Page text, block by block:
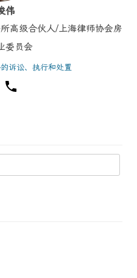
伟
高级合伙人/上海律师协会房
委员会
诉讼、执行和处置